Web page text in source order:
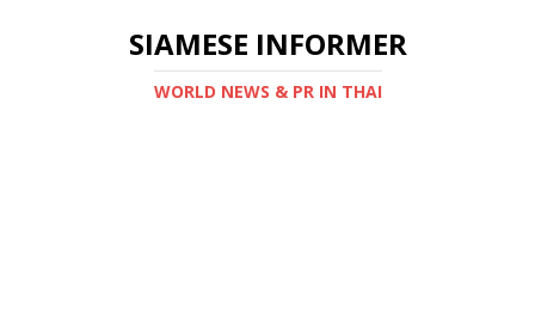
SIAMESE INFORMER
WORLD NEWS & PR IN THAI